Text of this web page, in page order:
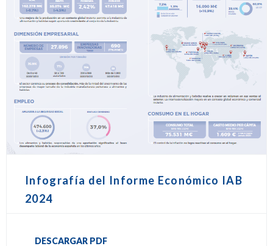
Infografía del Informe Económico IAB
2024
DESCARGAR PDF